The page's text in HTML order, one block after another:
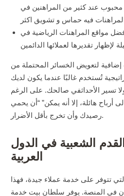
محبوب عند كثير من المراهنين في
مواقع المراهنات الرياضية في
لتعويض الخسائر المحتملة من
تُستخدم غالبًا عندما يكون لديك
تسير الأحداثفي صالحك. على الرغم
هائلة، إلا أنه يمكن” “أن يحمي
رصيدك وأن تخرج بأقل الأضرار.
الشعبية في الدول
العربية
تتوفر على خدمة عملاء جيدة، فهذا
في المنصة. يوفر سلطان بيت خدمة